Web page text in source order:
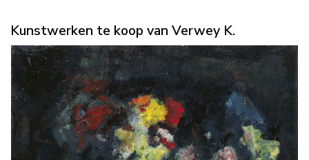
Kunstwerken te koop van Verwey K.